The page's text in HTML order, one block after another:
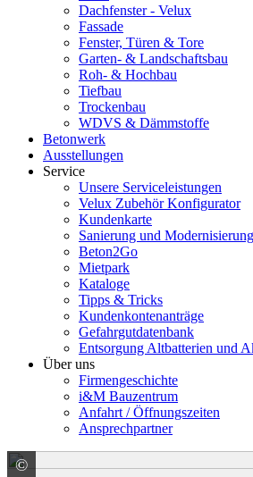
Dachfenster - Velux
Fassade
Fenster, Türen & Tore
Garten- & Landschaftsbau
Roh- & Hochbau
Tiefbau
Trockenbau
WDVS & Dämmstoffe
Betonwerk
Ausstellungen
Service
Unsere Serviceleistungen
Velux Zubehör Konfigurator
Kundenkarte
Sanierung und Modernisierung
Beton2Go
Mietpark
Kataloge
Tipps & Tricks
Kundenkontenanträge
Gefahrgutdatenbank
Entsorgung Altbatterien und
Über uns
Firmengeschichte
i&M Bauzentrum
Anfahrt / Öffnungszeiten
Ansprechpartner
© © LuckyBusiness /